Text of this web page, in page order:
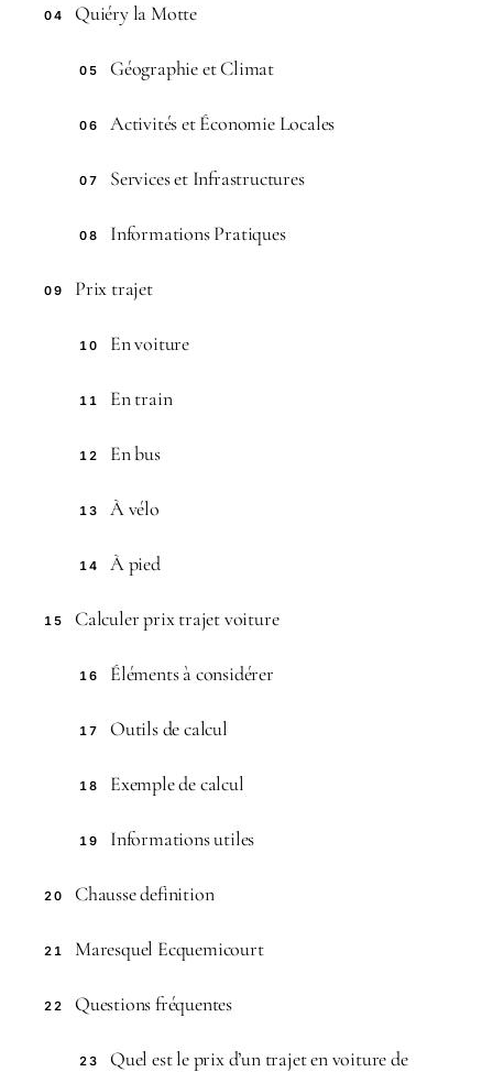
04 Quiéry la Motte
05 Géographie et Climat
06 Activités et Économie Locales
07 Services et Infrastructures
08 Informations Pratiques
09 Prix trajet
10 En voiture
11 En train
12 En bus
13 À vélo
14 À pied
15 Calculer prix trajet voiture
16 Éléments à considérer
17 Outils de calcul
18 Exemple de calcul
19 Informations utiles
20 Chausse definition
21 Maresquel Ecquemicourt
22 Questions fréquentes
23
Quel est le prix d’un trajet en voiture de